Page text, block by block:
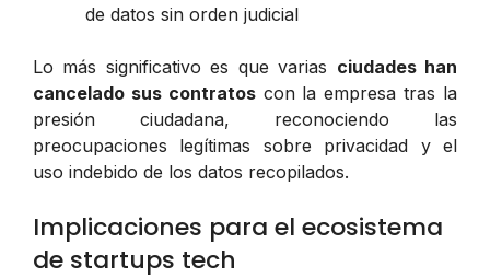
de datos sin orden judicial
Lo más significativo es que varias ciudades han
cancelado sus contratoscon la empresa tras la
presión ciudadana, reconociendo las
preocupaciones legítimas sobre privacidad y el
uso indebido de los datos recopilados.
Implicaciones para el ecosistema
de startups tech